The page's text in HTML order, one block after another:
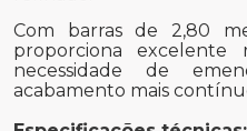
Com barras de 2,80
proporciona excelente
necessidade de
acabamento mais